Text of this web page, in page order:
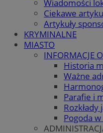
Wiadomości
Ciekawe
Artykuły
KRYMINALNE
MIASTO
INFORMACJE
Historia
Ważne
Parafie i
Pogoda